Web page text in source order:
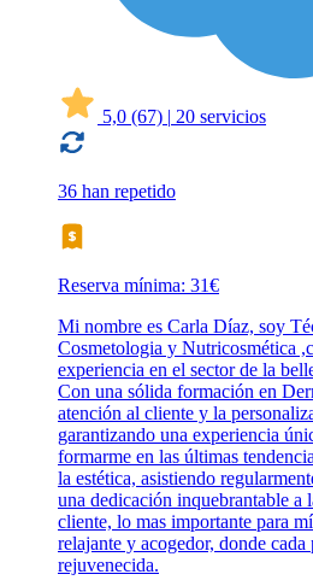
5,0 (67) | 20 servicios
36 han repetido
Reserva mínima: 31€
Mi nombre es Carla Díaz, soy
Cosmetologia y Nutricosmética
experiencia en el sector de la
Con una sólida formación en
atención al cliente y la
garantizando una experiencia
formarme en las últimas
la estética, asistiendo
una dedicación inquebrantable a
cliente, lo mas importante para
relajante y acogedor, donde
rejuvenecida.